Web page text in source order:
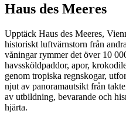
Haus des Meeres
Upptäck Haus des Meeres,
historiskt luftvärnstorn från
våningar rymmer det över 10
havssköldpaddor, apor,
genom tropiska regnskogar,
njut av panoramautsikt från
av utbildning, bevarande och
hjärta.